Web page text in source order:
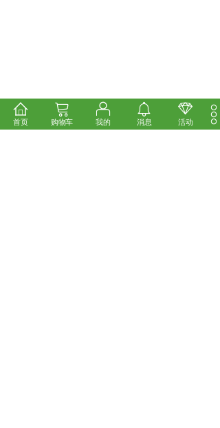
首页 购物车 我的 消息 活动